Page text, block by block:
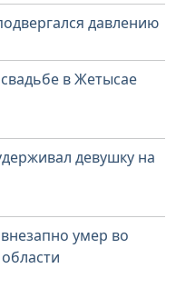
давлению
в Жетысае
девушку на
умер во